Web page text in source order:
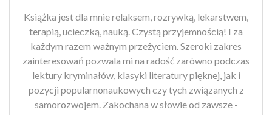
Książka jest dla mnie relaksem, rozrywką, lekarstwem,
terapią, ucieczką, nauką. Czystą przyjemnością! I za
każdym razem ważnym przeżyciem. Szeroki zakres
zainteresowań pozwala mi na radość zarówno podczas
lektury kryminałów, klasyki literatury pięknej, jak i
pozycji popularnonaukowych czy tych związanych z
samorozwojem. Zakochana w słowie od zawsze -